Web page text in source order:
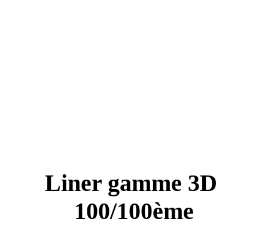
Liner gamme 3D
100/100ème